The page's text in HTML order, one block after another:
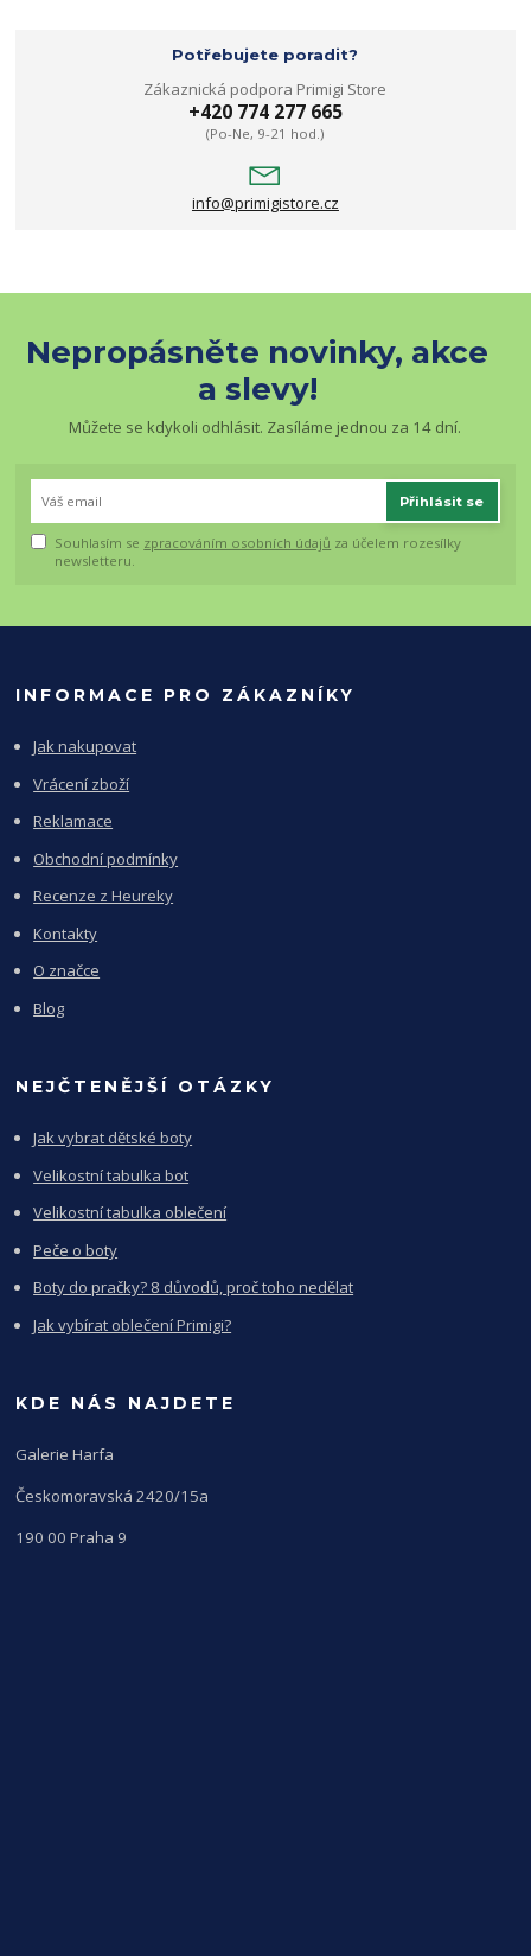
Potřebujete poradit?
Zákaznická podpora Primigi Store
+420 774 277 665
(Po-Ne, 9-21 hod.)
info@primigistore.cz
Nepropásněte novinky, akce
a slevy!
Můžete se kdykoli odhlásit. Zasíláme jednou za 14 dní.
Přihlásit se
Souhlasím se zpracováním osobních údajů za účelem rozesílky
newsletteru.
INFORMACE PRO ZÁKAZNÍKY
Jak nakupovat
Vrácení zboží
Reklamace
Obchodní podmínky
Recenze z Heureky
Kontakty
O značce
Blog
NEJČTENĚJŠÍ OTÁZKY
Jak vybrat dětské boty
Velikostní tabulka bot
Velikostní tabulka oblečení
Peče o boty
Boty do pračky? 8 důvodů, proč toho nedělat
Jak vybírat oblečení Primigi?
KDE NÁS NAJDETE
Galerie Harfa
Českomoravská 2420/15a
190 00 Praha 9